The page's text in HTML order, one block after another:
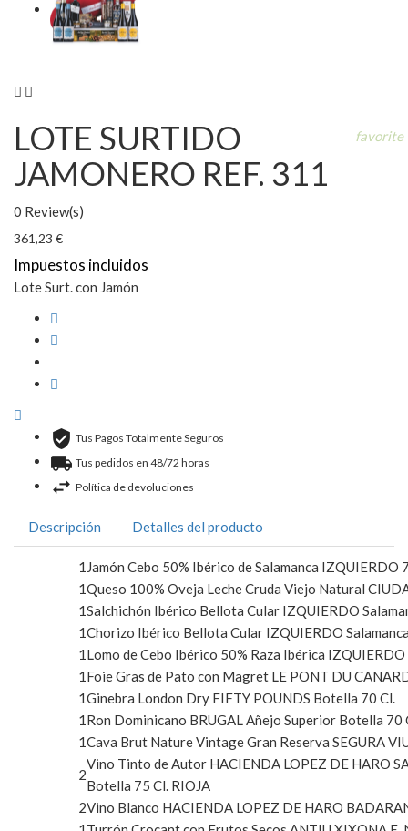
 
LOTE SURTIDO
JAMONERO REF. 311
0 Review(s)
361,23 €
Impuestos incluidos
Lote Surt. con Jamón
favorite
Tus Pagos Totalmente Seguros
Tus pedidos en 48/72 horas
Política de devoluciones
Descripción Detalles del producto
1 Jamón Cebo 50% Ibérico de Salamanca IZQUIERDO
1Queso 100% Oveja Leche Cruda Viejo Natural
1Salchichón Ibérico Bellota Cular IZQUIERDO
1Chorizo Ibérico Bellota Cular IZQUIERDO
1Lomo de Cebo Ibérico 50% Raza Ibérica
1Foie Gras de Pato con Magret LE PONT DU
1Ginebra London Dry FIFTY POUNDS Botella 70 Cl.
1Ron Dominicano BRUGAL Añejo Superior Botella 70
1Cava Brut Nature Vintage Gran Reserva SEGURA
2
Vino Tinto de Autor HACIENDA LOPEZ DE HARO
Botella 75 Cl. RIOJA
2Vino Blanco HACIENDA LOPEZ DE HARO